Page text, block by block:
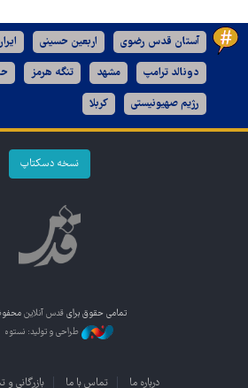
آستان قدس رضوی اربعین حسینی
دونالد ترامپ مشهد تنگه هرمز
رژیم صهیونیستی کربلا
نسخه دسکتاپ
تمامی حقوق برای قدس آنلاین
طراحی و تولید: نستوه
درباره ما تماس با ما بازرگانی و